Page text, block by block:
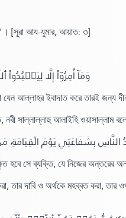
। [সূরা আয-যুমার,আয়াত:৩]
﴿ وَمَآ أُمِرُوٓاْ إِلَّا لِيَعۡبُدُواْ
আল্লাহর ইবাদাত করে তারই জন্য
নবী সাল্লাল্লাহু আলাইহি ওয়াসাল্লাম
হবে সে ব্যক্তি, যে নিজের অন্তরের
তার দাবি ও অর্থকে মহব্বত করা,